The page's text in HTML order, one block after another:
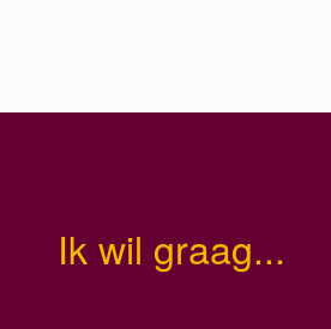
Ik wil graag...